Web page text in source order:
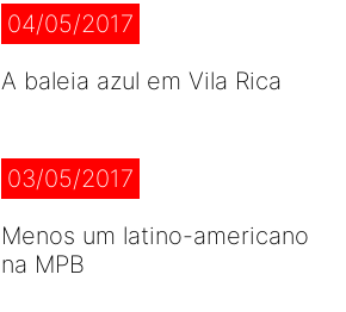
04/05/2017
A baleia azul em Vila Rica
03/05/2017
Menos um latino-americano
na MPB